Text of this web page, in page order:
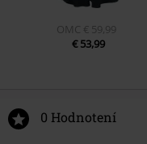
OMC € 59,99
€ 53,99
0 Hodnotení